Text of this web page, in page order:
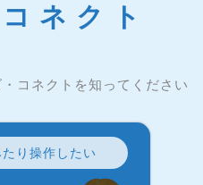
ネクト
コネクトを知ってください
り操作したい